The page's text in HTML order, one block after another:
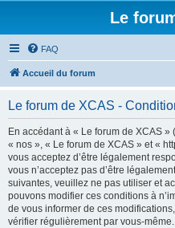
Le
FAQ
Accueil du forum
Le forum de XCAS -
En accédant à « Le forum de XCAS
« nos », « Le forum de XCAS » et «
vous acceptez d’être légalement
vous n’acceptez pas d’être
suivantes, veuillez ne pas utiliser et
pouvons modifier ces conditions à
de vous informer de ces
vérifier régulièrement par vous-